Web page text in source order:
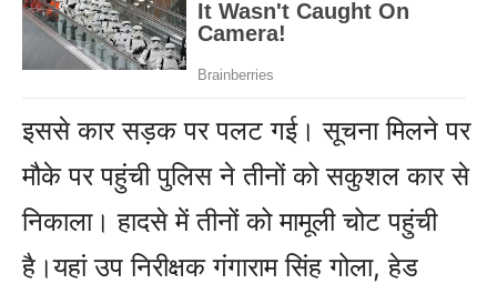
इससे कार सड़क पर पलट गई। सूचना मिलने पर
मौके पर पहुंची पुलिस ने तीनों को सकुशल कार से
निकाला। हादसे में तीनों को मामूली चोट पहुंची
है।यहां उप निरीक्षक गंगाराम सिंह गोला, हेड